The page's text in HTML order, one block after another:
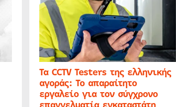
Τα CCTV Testers της ελληνικής
αγοράς: Το απαραίτητο
εργαλείο για τον σύγχρονο